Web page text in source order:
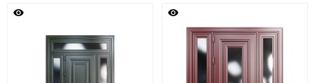
ДВЕРИ С ТЕРМОРАЗРЫВОМ
ГАЛЕРЕЯ